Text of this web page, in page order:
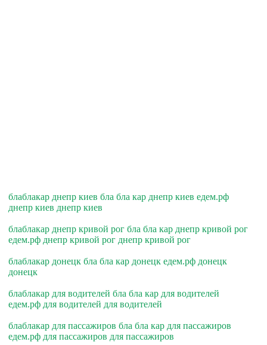
блаблакар днепр киев бла бла кар днепр киев едем.рф
днепр киев днепр киев
блаблакар днепр кривой рог бла бла кар днепр кривой рог
едем.рф днепр кривой рог днепр кривой рог
блаблакар донецк бла бла кар донецк едем.рф донецк
донецк
блаблакар для водителей бла бла кар для водителей
едем.рф для водителей для водителей
блаблакар для пассажиров бла бла кар для пассажиров
едем.рф для пассажиров для пассажиров